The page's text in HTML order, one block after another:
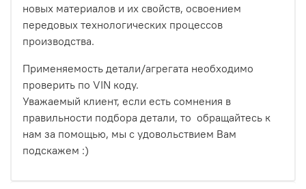
новых материалов и их свойств, освоением
передовых технологических процессов
производства.
Применяемость детали/агрегата необходимо
проверить по VIN коду.
Уважаемый клиент, если есть сомнения в
правильности подбора детали, то обращайтесь к
нам за помощью, мы с удовольствием Вам
подскажем :)